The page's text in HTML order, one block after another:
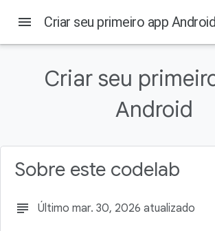
1. Antes de começar
Pré-requisitos
O que você vai aprender
menu Criar seu primeiro app Android
Criar seu
Android
Sobre este codelab
subject Último mar. 30, 2026 atualizado